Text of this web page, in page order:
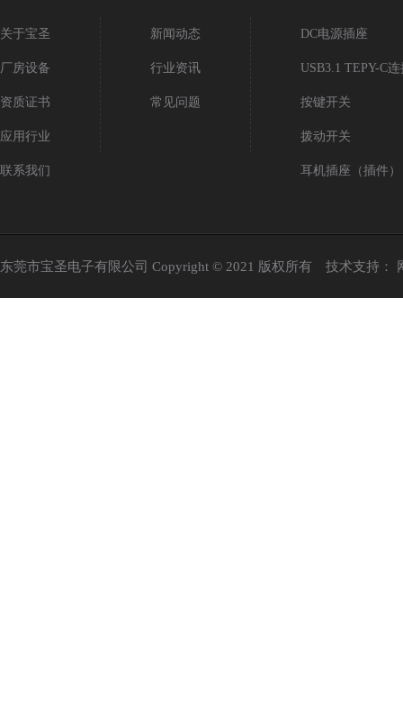
关于宝圣
厂房设备
资质证书
应用行业
联系我们
新闻动态
行业资讯
常见问题
DC电源插座
USB3.1 TEPY-C
按键开关
拨动开关
耳机插座（插件）
东莞市宝圣电子有限公司 Copyright © 2021 版权所有 技术支持：